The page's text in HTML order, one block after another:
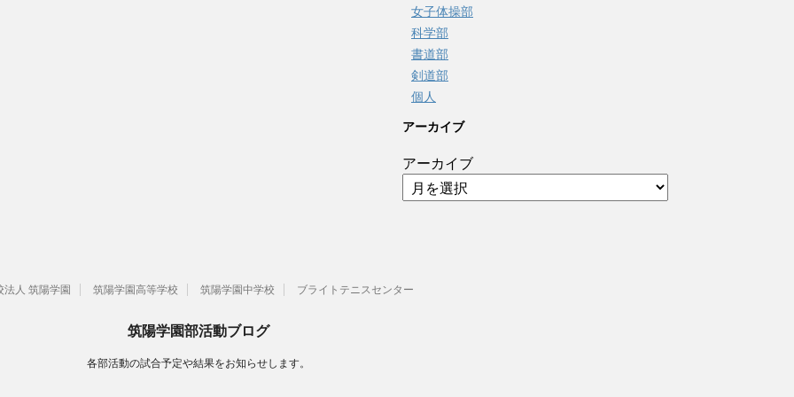
女子体操部
科学部
書道部
剣道部
個人
アーカイブ
アーカイブ
法人 筑陽学園 筑陽学園高等学校 筑陽学園中学校 ブライトテニスセンター
筑陽学園部活動ブログ
各部活動の試合予定や結果をお知らせします。